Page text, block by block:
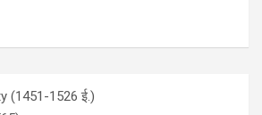
(1451-1526 ई.)